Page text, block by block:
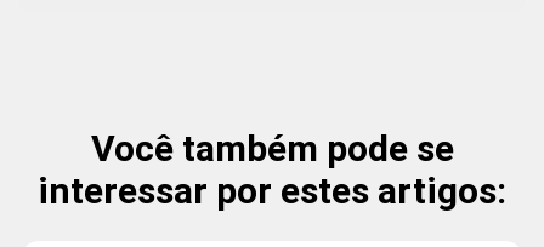
Você também pode se
interessar por estes artigos: